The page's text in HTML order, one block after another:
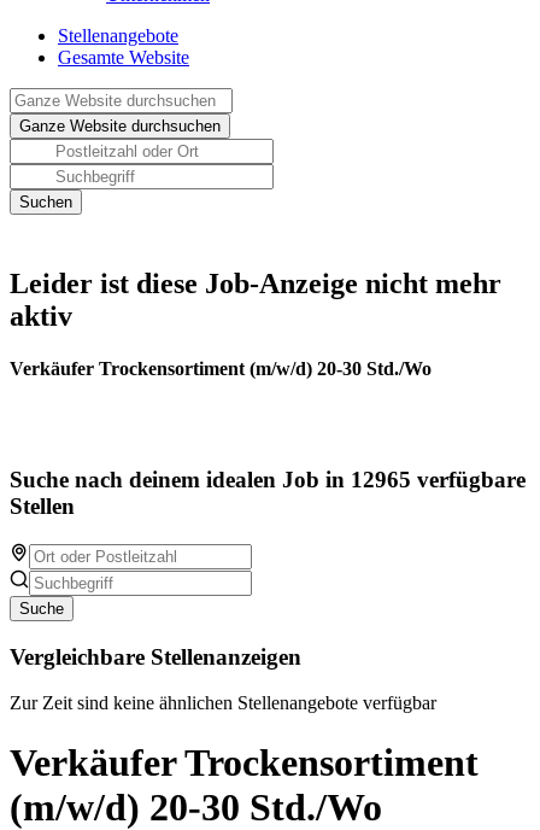
Stellenangebote
Gesamte Website
Leider ist diese Job-Anzeige nicht mehr
aktiv
Verkäufer Trockensortiment (m/w/d) 20-30 Std./Wo
Suche nach deinem idealen Job in 12965 verfügbare
Stellen
Suche
Vergleichbare Stellenanzeigen
Zur Zeit sind keine ähnlichen Stellenangebote verfügbar
Verkäufer Trockensortiment
(m/w/d) 20-30 Std./Wo